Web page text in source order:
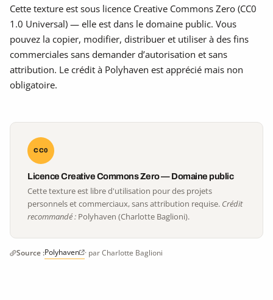
Cette texture est sous licence Creative Commons Zero (CC0
1.0 Universal) — elle est dans le domaine public. Vous
pouvez la copier, modifier, distribuer et utiliser à des fins
commerciales sans demander d’autorisation et sans
attribution. Le crédit à Polyhaven est apprécié mais non
obligatoire.
CC0
Licence Creative Commons Zero — Domaine public
Cette texture est libre d'utilisation pour des projets
personnels et commerciaux, sans attribution requise. Crédit
recommandé : Polyhaven (Charlotte Baglioni).
Source :Polyhaven · par Charlotte Baglioni